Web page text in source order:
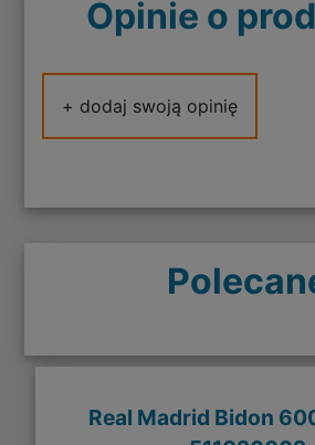
Opinie o
+ dodaj swoją opinię
Real Madrid Bidon